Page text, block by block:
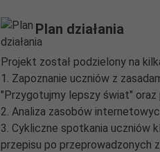
Plan działania
Projekt został podzielony na
1. Zapoznanie uczniów z
"Przygotujmy lepszy świat" oraz
2. Analiza zasobów
3. Cykliczne spotkania uczniów
przepisu po przeprowadzonych